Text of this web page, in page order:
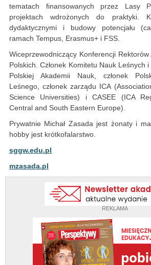
REKLAMA
tematach finansowanych przez Lasy
projektach wdrożonych do praktyki.
dydaktycznymi i budowy potencjału
ramach Tempus, Erasmus+ i FSS.
Wiceprzewodniczący Konferencji Rektorów
Polskich. Członek Komitetu Nauk Leśnych
Polskiej Akademii Nauk, członek
Leśnego, członek zarządu ICA
Science Universities) i CASEE (ICA
Central and South Eastern Europe).
Prywatnie Michał Zasada jest żonaty i
hobby jest krótkofalarstwo.
sggw.edu.pl
mzasada.pl